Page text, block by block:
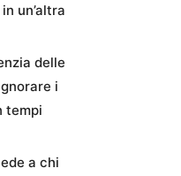
un’altra
delle
i
tempi
a chi